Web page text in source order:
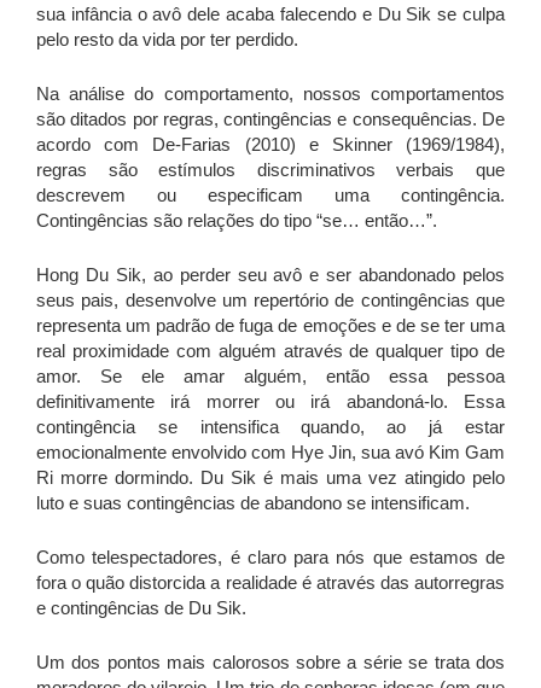
sua infância o avô dele acaba falecendo e Du Sik se culpa
pelo resto da vida por ter perdido.
Na análise do comportamento, nossos comportamentos
são ditados por regras, contingências e consequências. De
acordo com De-Farias (2010) e Skinner (1969/1984),
regras são estímulos discriminativos verbais que
descrevem ou especificam uma contingência.
Contingências são relações do tipo “se… então…”.
Hong Du Sik, ao perder seu avô e ser abandonado pelos
seus pais, desenvolve um repertório de contingências que
representa um padrão de fuga de emoções e de se ter uma
real proximidade com alguém através de qualquer tipo de
amor. Se ele amar alguém, então essa pessoa
definitivamente irá morrer ou irá abandoná-lo. Essa
contingência se intensifica quando, ao já estar
emocionalmente envolvido com Hye Jin, sua avó Kim Gam
Ri morre dormindo. Du Sik é mais uma vez atingido pelo
luto e suas contingências de abandono se intensificam.
Como telespectadores, é claro para nós que estamos de
fora o quão distorcida a realidade é através das autorregras
e contingências de Du Sik.
Um dos pontos mais calorosos sobre a série se trata dos